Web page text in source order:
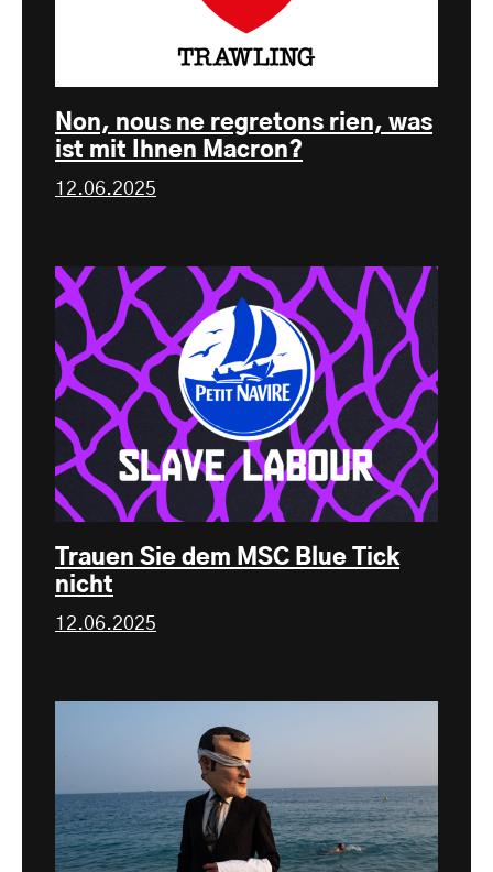
Non, nous ne regretons rien, was
ist mit Ihnen Macron?
12.06.2025
Trauen Sie dem MSC Blue Tick
nicht
12.06.2025